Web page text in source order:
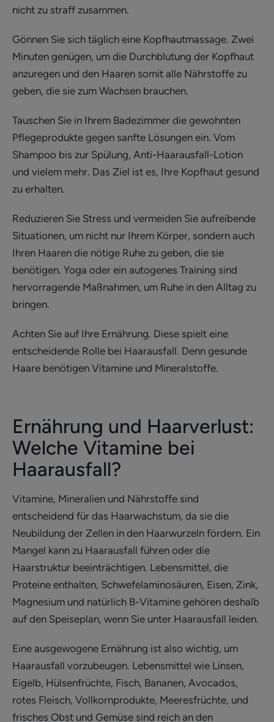
nicht zu straff zusammen.
Gönnen Sie sich täglich eine Kopfhautmassage. Zwei
Minuten genügen, um die Durchblutung der Kopfhaut
anzuregen und den Haaren somit alle Nährstoffe zu
geben, die sie zum Wachsen brauchen.
Tauschen Sie in Ihrem Badezimmer die gewohnten
Pflegeprodukte gegen sanfte Lösungen ein. Vom
Shampoo bis zur Spülung, Anti-Haarausfall-Lotion
und vielem mehr. Das Ziel ist es, Ihre Kopfhaut gesund
zu erhalten.
Reduzieren Sie Stress und vermeiden Sie aufreibende
Situationen, um nicht nur Ihrem Körper, sondern auch
Ihren Haaren die nötige Ruhe zu geben, die sie
benötigen. Yoga oder ein autogenes Training sind
hervorragende Maßnahmen, um Ruhe in den Alltag zu
bringen.
Achten Sie auf Ihre Ernährung. Diese spielt eine
entscheidende Rolle bei Haarausfall. Denn gesunde
Haare benötigen Vitamine und Mineralstoffe.
Ernährung und Haarverlust:
Welche Vitamine bei
Haarausfall?
Vitamine, Mineralien und Nährstoffe sind
entscheidend für das Haarwachstum, da sie die
Neubildung der Zellen in den Haarwurzeln fördern. Ein
Mangel kann zu Haarausfall führen oder die
Haarstruktur beeinträchtigen. Lebensmittel, die
Proteine enthalten, Schwefelaminosäuren, Eisen, Zink,
Magnesium und natürlich B-Vitamine gehören deshalb
auf den Speiseplan, wenn Sie unter Haarausfall leiden.
Eine ausgewogene Ernährung ist also wichtig, um
Haarausfall vorzubeugen. Lebensmittel wie Linsen,
Eigelb, Hülsenfrüchte, Fisch, Bananen, Avocados,
rotes Fleisch, Vollkornprodukte, Meeresfrüchte, und
frisches Obst und Gemüse sind reich an den